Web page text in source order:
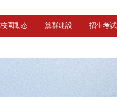
校園動态 黨群建設 招生考試